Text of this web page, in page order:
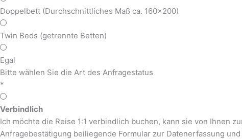
Doppelbett (Durchschnittliches Maß ca. 160x200)
Twin Beds (getrennte Betten)
Egal
Bitte wählen Sie die Art des Anfragestatus
*
Verbindlich
Ich möchte die Reise 1:1 verbindlich buchen, kann sie von Ihnen
Anfragebestätigung beiliegende Formular zur Datenerfassung